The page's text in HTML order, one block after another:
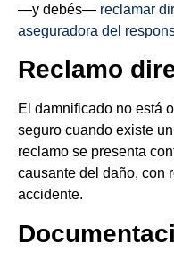
—y debés— reclamar
aseguradora del
Reclamo
El damnificado no está
seguro cuando existe
reclamo se presenta
causante del daño, con
accidente.